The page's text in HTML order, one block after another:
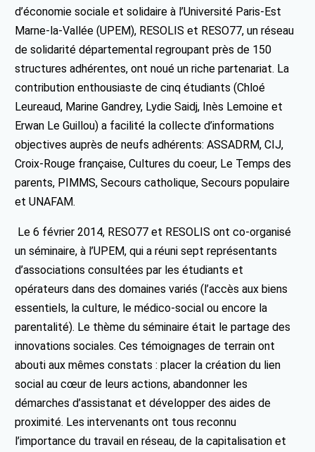
d’économie sociale et solidaire à l’Université Paris-Est
Marne-la-Vallée (UPEM), RESOLIS et RESO77, un réseau
de solidarité départemental regroupant près de 150
structures adhérentes, ont noué un riche partenariat. La
contribution enthousiaste de cinq étudiants (Chloé
Leureaud, Marine Gandrey, Lydie Saidj, Inès Lemoine et
Erwan Le Guillou) a facilité la collecte d’informations
objectives auprès de neufs adhérents: ASSADRM, CIJ,
Croix-Rouge française, Cultures du coeur, Le Temps des
parents, PIMMS, Secours catholique, Secours populaire
et UNAFAM.
Le 6 février 2014, RESO77 et RESOLIS ont co-organisé
un séminaire, à l’UPEM, qui a réuni sept représentants
d’associations consultées par les étudiants et
opérateurs dans des domaines variés (l’accès aux biens
essentiels, la culture, le médico-social ou encore la
parentalité). Le thème du séminaire était le partage des
innovations sociales. Ces témoignages de terrain ont
abouti aux mêmes constats : placer la création du lien
social au cœur de leurs actions, abandonner les
démarches d’assistanat et développer des aides de
proximité. Les intervenants ont tous reconnu
l’importance du travail en réseau, de la capitalisation et